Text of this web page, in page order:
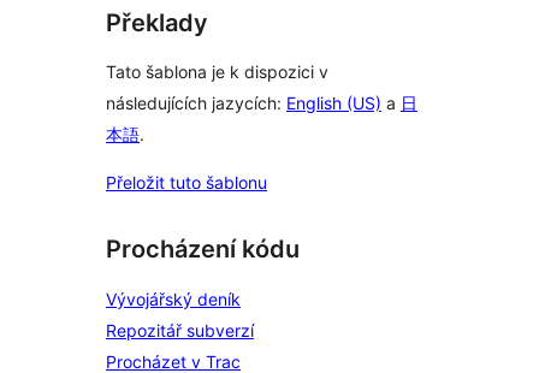
Překlady
Tato šablona je k dispozici v
následujících jazycích: English (US) a 日
本語.
Přeložit tuto šablonu
Procházení kódu
Vývojářský deník
Repozitář subverzí
Procházet v Trac